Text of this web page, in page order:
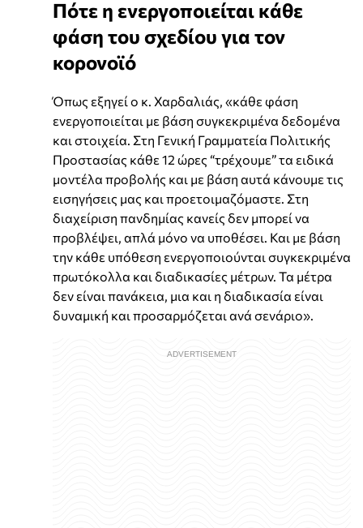
Πότε η ενεργοποιείται κάθε
φάση του σχεδίου για τον
κορονοϊό
Όπως εξηγεί ο κ. Χαρδαλιάς, «κάθε φάση
ενεργοποιείται με βάση συγκεκριμένα δεδομένα
και στοιχεία. Στη Γενική Γραμματεία Πολιτικής
Προστασίας κάθε 12 ώρες “τρέχουμε” τα ειδικά
μοντέλα προβολής και με βάση αυτά κάνουμε τις
εισηγήσεις μας και προετοιμαζόμαστε. Στη
διαχείριση πανδημίας κανείς δεν μπορεί να
προβλέψει, απλά μόνο να υποθέσει. Και με βάση
την κάθε υπόθεση ενεργοποιούνται συγκεκριμένα
πρωτόκολλα και διαδικασίες μέτρων. Τα μέτρα
δεν είναι πανάκεια, μια και η διαδικασία είναι
δυναμική και προσαρμόζεται ανά σενάριο».